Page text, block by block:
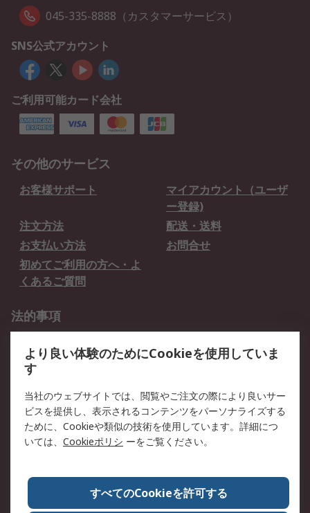
045-335-8888（カスタマーサービス）
SNS公式アカウント
ご利用可能カード会社
その他のサービス
お客様サポート
マイアカウント（ユーザ
ー登録)
注文方法
配送・送料
お支払い方法
お問合せ
初めてご利用の方へ・よ
くあるご質問
法的事項
クッキーポリシー
RSについて
会社概要
採用情報
プレスリリース＆お知ら
コーポレートサイト
全世界のRS
RSの歴史
ESGへの取り組み（英語）
認証について
より良い体験のためにCookieを使用していま
す
当社のウェブサイトでは、閲覧やご注文の際により良いサー
ビスを提供し、表示されるコンテンツをパーソナライズする
ために、Cookieや類似の技術を使用しています。詳細につ
いては、 Cookieポリシ ーをご覧ください。
すべてのCookieを許可する